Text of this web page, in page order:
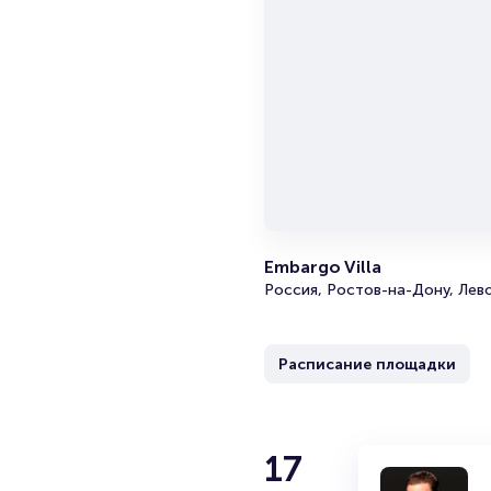
Embargo Villa
Россия, Ростов-на-Дону,
Расписание площадки
17